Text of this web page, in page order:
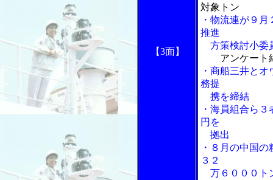
【3面】
対象トン
・物流連が９
推進
方策検討小委
アンケート
・商船三井と
務提
携を締結
・海員組合ら
円を
拠出
・８月の中国
３２
万６０００ト